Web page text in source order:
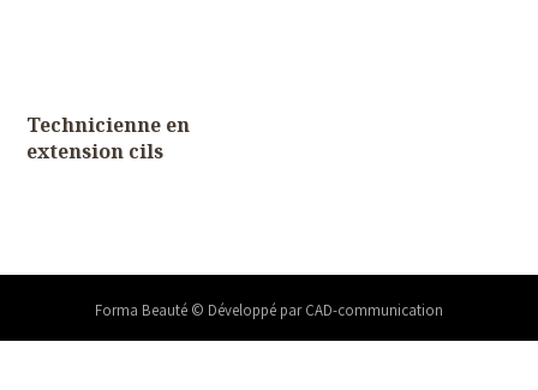
Technicienne en
extension cils
Forma Beauté © Développé par CAD-communication